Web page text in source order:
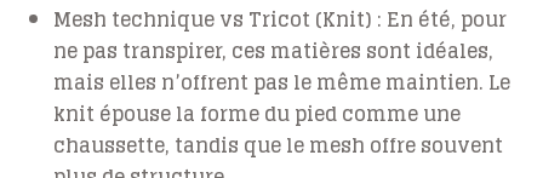
Mesh technique vs Tricot (Knit) : En été, pour
ne pas transpirer, ces matières sont idéales,
mais elles n’offrent pas le même maintien. Le
knit épouse la forme du pied comme une
chaussette, tandis que le mesh offre souvent